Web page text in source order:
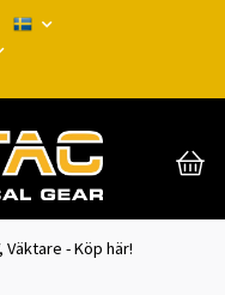
- Köp här!